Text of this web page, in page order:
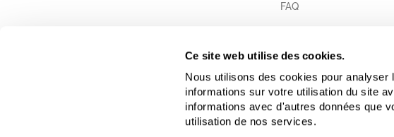
Ce site web utilise des cookies.
Nous utilisons des cookies pour
informations sur votre utilisation du site
informations avec d'autres données que
utilisation de nos services.
FAQ